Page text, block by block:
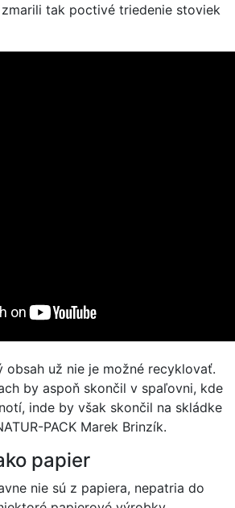
tak poctivé triedenie stoviek
obsah už nie je možné recyklovať.
by aspoň skončil v spaľovni, kde
inde by však skončil na skládke
PACK Marek Brinzík.
papier
nie sú z papiera, nepatria do